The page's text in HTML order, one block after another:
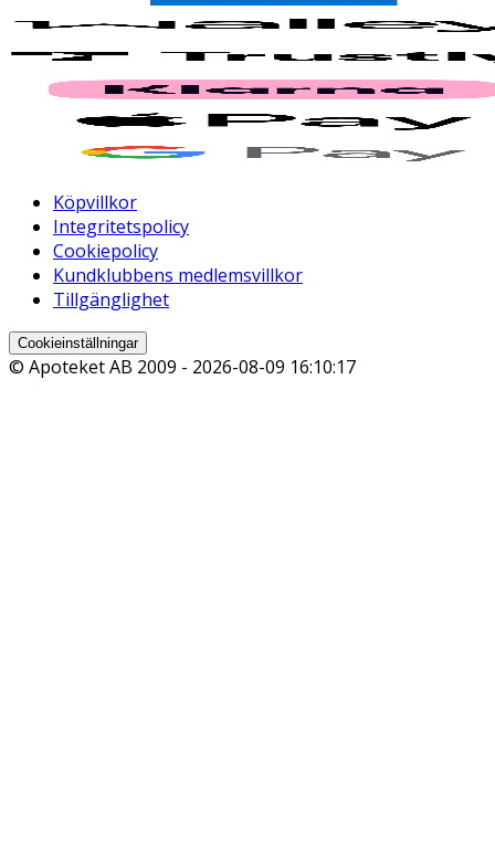
Köpvillkor
Integritetspolicy
Cookiepolicy
Kundklubbens medlemsvillkor
Tillgänglighet
Cookieinställningar
© Apoteket AB 2009 - 2026-08-09 16:10:17